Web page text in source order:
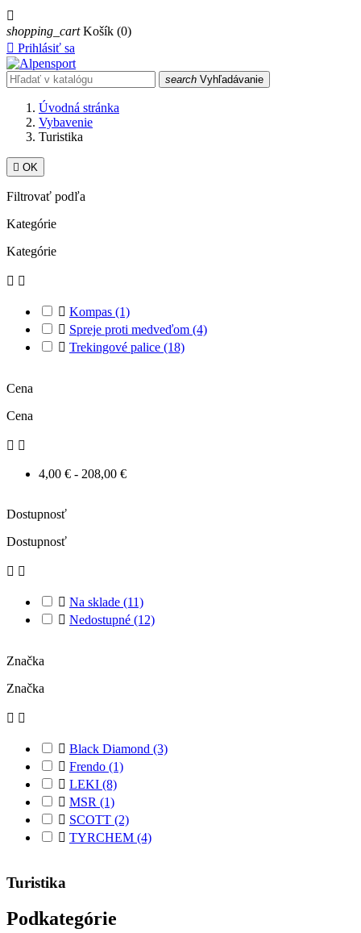

shopping_cart Košík (0)
 Prihlásiť sa
search Vyhľadávanie
Úvodná stránka
Vybavenie
Turistika
 OK
Filtrovať podľa
Kategórie
Kategórie
 
 Kompas (1)
 Spreje proti medveďom (4)
 Trekingové palice (18)
Cena
Cena
 
4,00 € - 208,00 €
Dostupnosť
Dostupnosť
 
 Na sklade (11)
 Nedostupné (12)
Značka
Značka
 
 Black Diamond (3)
 Frendo (1)
 LEKI (8)
 MSR (1)
 SCOTT (2)
 TYRCHEM (4)
Turistika
Podkategórie